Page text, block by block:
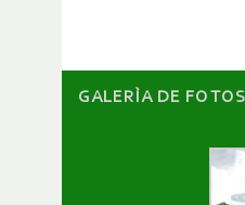
GALERÌA DE FOTOS